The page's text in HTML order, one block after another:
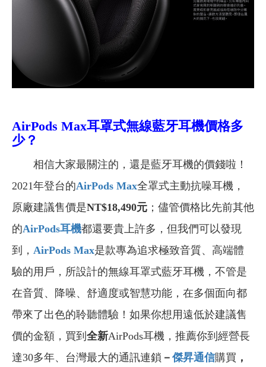
AirPods Max耳罩式無線藍牙耳機價格多
少？
相信大家最關注的，還是藍牙耳機的價錢啦！
2021年登台的AirPods Max全罩式主動抗噪耳機，
原廠建議售價是NT$18,490元 ；儘管價格比先前其他
的AirPods耳機都還要貴上許多，但我們可以發現
到， AirPods Max是款專為追求極致音質、高端體
驗的用戶，所設計的無線耳罩式藍牙耳機，不管是
在音質、降噪、舒適度或智慧功能，在多個面向都
帶來了出色的聆聽體驗！如果你想用遠低於建議售
價的金額，買到 全新AirPods耳機，推薦你到經營長
達30多年、台灣最大的通訊連鎖 － 傑昇通信購買 ，